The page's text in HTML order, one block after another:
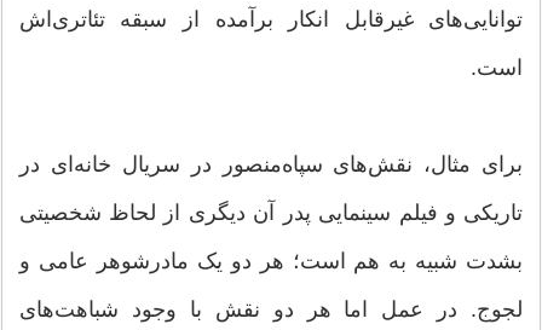
توانایی‌های غیرقابل انکار برآمده از سبقه تئاتری‌اش
است.
برای مثال، نقش‌های سپاه‌منصور در سریال خانه‌ای در
تاریکی و فیلم سینمایی پدر آن دیگری از لحاظ شخصیتی
بشدت شبیه به هم است؛ هر دو یک مادرشوهر عامی و
لجوج. در عمل اما هر دو نقش با وجود شباهت‌های